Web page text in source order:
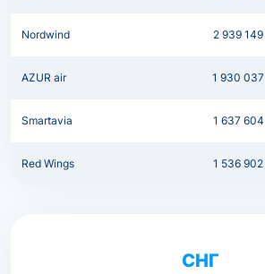
Nordwind 2 939 149
AZUR air 1 930 037
Smartavia 1 637 604
Red Wings 1 536 902
СНГ